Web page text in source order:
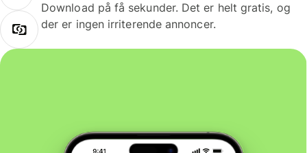
Download på få sekunder. Det er helt gratis, og
der er ingen irriterende annoncer.